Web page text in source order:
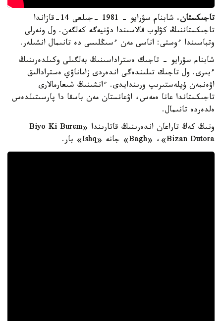
تاجىكستان.
شابنام سۋرايو - 1981 -جىلعى 14-قازاندا
تاجىكستاننىڭ كۋلوب قالاسىندا دۇنيەگە كەلگەن. ول ونەرلى
وتباسىندا ءوستى: اناسى مەن ءسىڭلىسى دە تانىمال انشىلەر.
شابنام سۋرايو - تاجىك ەستراداسىنىڭ بەلگىلى وكىلدەرىنىڭ
ءبىرى. ول تاجىك تىلىندەگى اندەردى زاماناۋي ەسترادالىق
اۋەنمەن ۇيلەستىرىپ ورىندايدى. ءانشىنىڭ شىعارمالارى
تاجىكستاندا عانا ەمەس، اۋعانستان مەن باسقا دا پارسىتىلدەس
ەلدەردە تانىمال.
ونىڭ كەڭ تاراعان اندەرىنىڭ قاتارىندا «Biyo Ki Burem
Bagh» ،«Bizan Dutora» جانە «Ishq» بار.